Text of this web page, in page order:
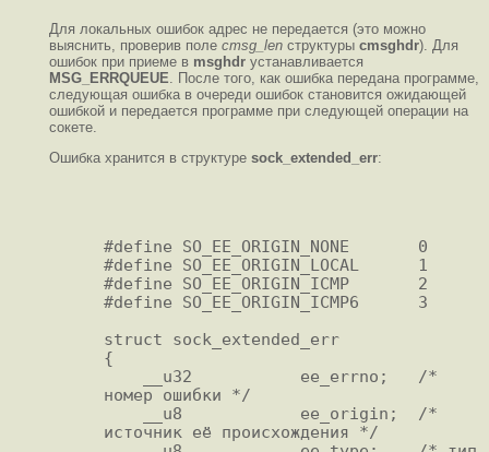
Для локальных ошибок адрес не передается (это можно
выяснить, проверив поле cmsg_len структуры cmsghdr). Для
ошибок при приеме в msghdr устанавливается
MSG_ERRQUEUE . После того, как ошибка передана программе,
следующая ошибка в очереди ошибок становится ожидающей
ошибкой и передается программе при следующей операции на
сокете.
Ошибка хранится в структуре sock_extended_err:
#define SO_EE_ORIGIN_NONE       0
#define SO_EE_ORIGIN_LOCAL      1
#define SO_EE_ORIGIN_ICMP       2
#define SO_EE_ORIGIN_ICMP6      3
struct sock_extended_err
{
номер ошибки */
источник её происхождения */